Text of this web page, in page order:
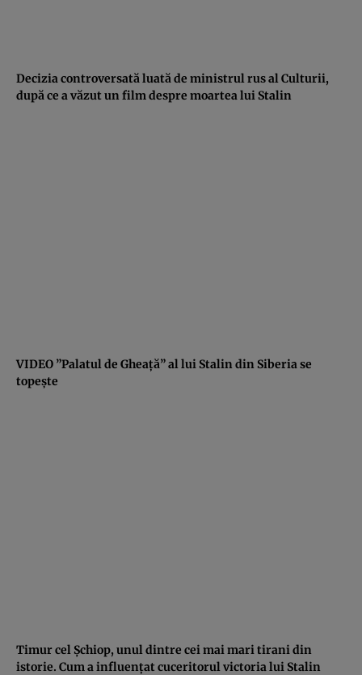
Decizia controversată luată de ministrul rus al Culturii,
după ce a văzut un film despre moartea lui Stalin
VIDEO ”Palatul de Gheaţă” al lui Stalin din Siberia se
topeşte
Timur cel Şchiop, unul dintre cei mai mari tirani din
istorie. Cum a influenţat cuceritorul victoria lui Stalin